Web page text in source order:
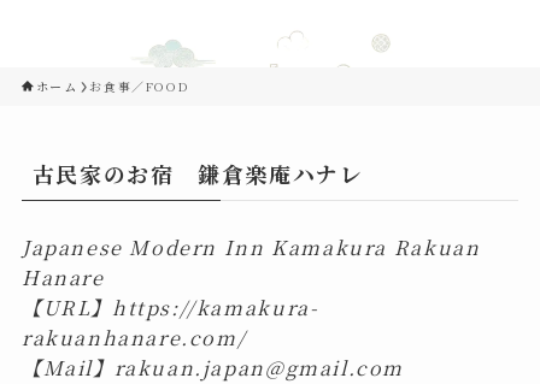
ホーム お食事／FOOD
古民家のお宿 鎌倉楽庵ハナレ
Japanese Modern Inn Kamakura Rakuan
Hanare
【URL】 https://kamakura-
rakuanhanare.com/
【Mail】 rakuan.japan@gmail.com